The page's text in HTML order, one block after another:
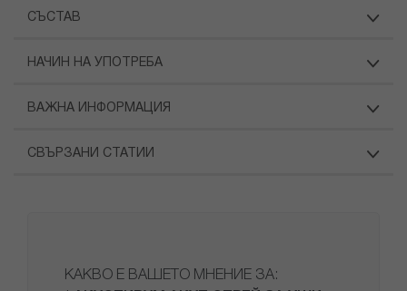
СЪСТАВ
НАЧИН НА УПОТРЕБА
ВАЖНА ИНФОРМАЦИЯ
СВЪРЗАНИ СТАТИИ
КАКВО Е ВАШЕТО МНЕНИЕ ЗА: